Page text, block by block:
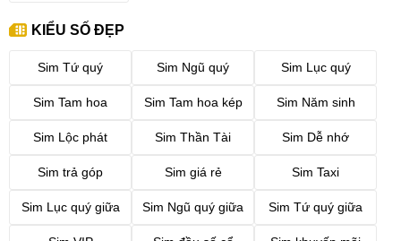
KIỂU SỐ ĐẸP
Sim Tứ quý Sim Ngũ quý Sim Lục quý
Sim Tam hoa Sim Tam hoa kép Sim Năm sinh
Sim Lộc phát Sim Thần Tài Sim Dễ nhớ
Sim trả góp Sim giá rẻ Sim Taxi
Sim Lục quý giữa Sim Ngũ quý giữa Sim Tứ quý giữa